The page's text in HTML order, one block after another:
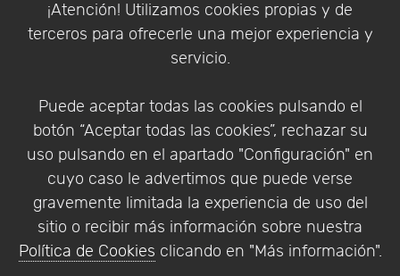
¡Atención! Utilizamos cookies propias y de
terceros para ofrecerle una mejor experiencia y
servicio.
Puede aceptar todas las cookies pulsando el
botón “Aceptar todas las cookies”, rechazar su
uso pulsando en el apartado "Configuración" en
cuyo caso le advertimos que puede verse
gravemente limitada la experiencia de uso del
sitio o recibir más información sobre nuestra
Política de Cookies clicando en "Más información".
Política de Privacidad
Condiciones de compra
Identificarse
Empresa|Aviso Legal| Política de Privacidad |
Política de Cookies
© Copyright 1994 - 2026. Addlink Software
Científico, S.L.